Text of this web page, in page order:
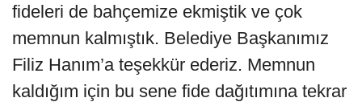
fideleri de bahçemize ekmiştik ve çok
memnun kalmıştık. Belediye Başkanımız
Filiz Hanım’a teşekkür ederiz. Memnun
kaldığım için bu sene fide dağıtımına tekrar